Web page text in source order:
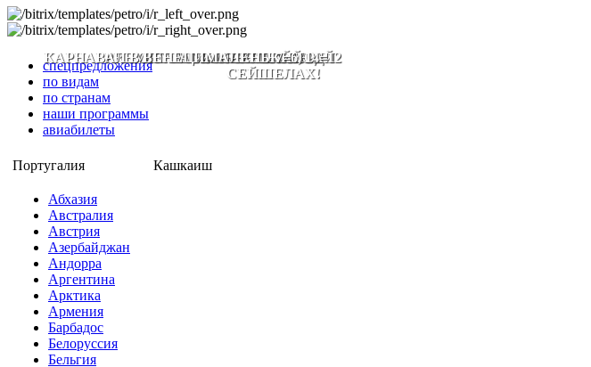
ОКУНИТЕСЬ В СКАЗКУ!
ЗИМНЕЕ ПРОМО!
PREMIUM ALL-INCLUSIVE НА
СЕЙШЕЛАХ!
КАРНАВАЛ В ВЕНЕЦИИ КРУГЛЫЙ ГОД
МАЛЕНЬКИЙ РАЙ
7=6, 14=12
спецпредложения
по видам
по странам
наши программы
авиабилеты
Португалия Кашкаиш
Абхазия
Австралия
Австрия
Азербайджан
Андорра
Аргентина
Арктика
Армения
Барбадос
Белоруссия
Бельгия